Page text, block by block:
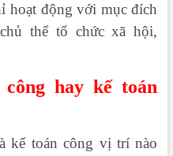
hoạt động với mục đích
thể tổ chức xã hội,
hay kế toán
kế toán công vị trí nào